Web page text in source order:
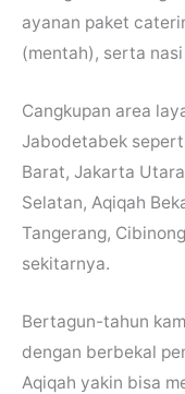
ayanan paket
(mentah), serta
Cangkupan area
Jabodetabek
Barat, Jakarta
Selatan, Aqiqah
Tangerang,
sekitarnya.
Bertagun-tahun
dengan berbekal
Aqiqah yakin bisa